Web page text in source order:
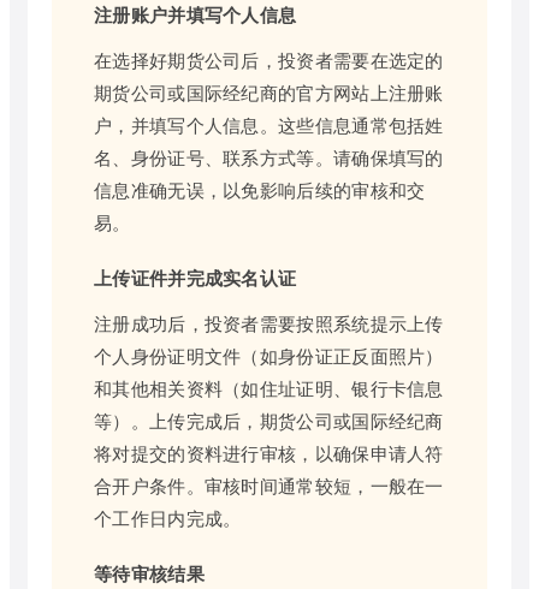
注册账户并填写个人信息
在选择好期货公司后，投资者需要在选定的
期货公司或国际经纪商的官方网站上注册账
户，并填写个人信息。这些信息通常包括姓
名、身份证号、联系方式等。请确保填写的
信息准确无误，以免影响后续的审核和交
易。
上传证件并完成实名认证
注册成功后，投资者需要按照系统提示上传
个人身份证明文件（如身份证正反面照片）
和其他相关资料（如住址证明、银行卡信息
等）。上传完成后，期货公司或国际经纪商
将对提交的资料进行审核，以确保申请人符
合开户条件。审核时间通常较短，一般在一
个工作日内完成。
等待审核结果